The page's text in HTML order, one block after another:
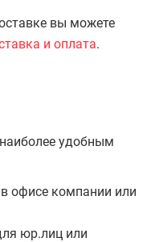
вы можете
и оплата.
удобным
офисе компании или
юр.лиц или